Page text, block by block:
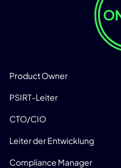
Product Owner
PSIRT-Leiter
CTO/CIO
Leiter der Entwicklung
Compliance Manager